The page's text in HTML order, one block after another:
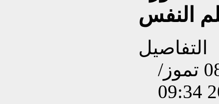
النفس
التفاصيل
تم إنشاءه بتاريخ الأربعاء, 08 تموز/